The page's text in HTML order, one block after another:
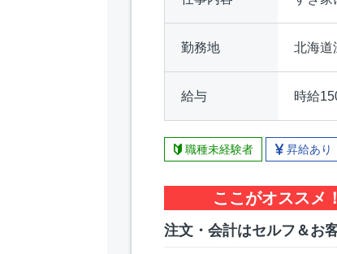
勤務地 北海道
給与 時給
職種未経験者 昇給あり
ここがオススメ！
注文・会計はセルフ＆お